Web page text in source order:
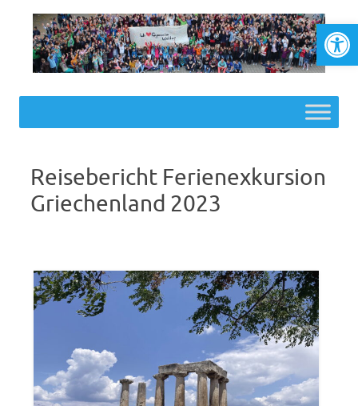
Reisebericht Ferienexkursion
Griechenland 2023